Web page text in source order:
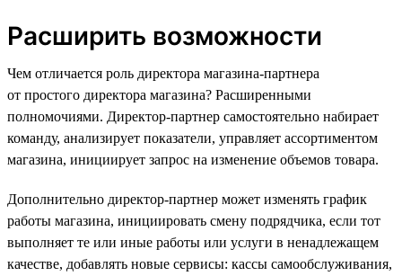
Расширить возможности
Чем отличается роль директора магазина-партнера
от простого директора магазина? Расширенными
полномочиями. Директор-партнер самостоятельно набирает
команду, анализирует показатели, управляет ассортиментом
магазина, инициирует запрос на изменение объемов товара.
Дополнительно директор-партнер может изменять график
работы магазина, инициировать смену подрядчика, если тот
выполняет те или иные работы или услуги в ненадлежащем
качестве, добавлять новые сервисы: кассы самообслуживания,